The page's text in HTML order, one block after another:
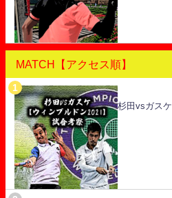
MATCH【アクセス順】
杉田vsガスケ